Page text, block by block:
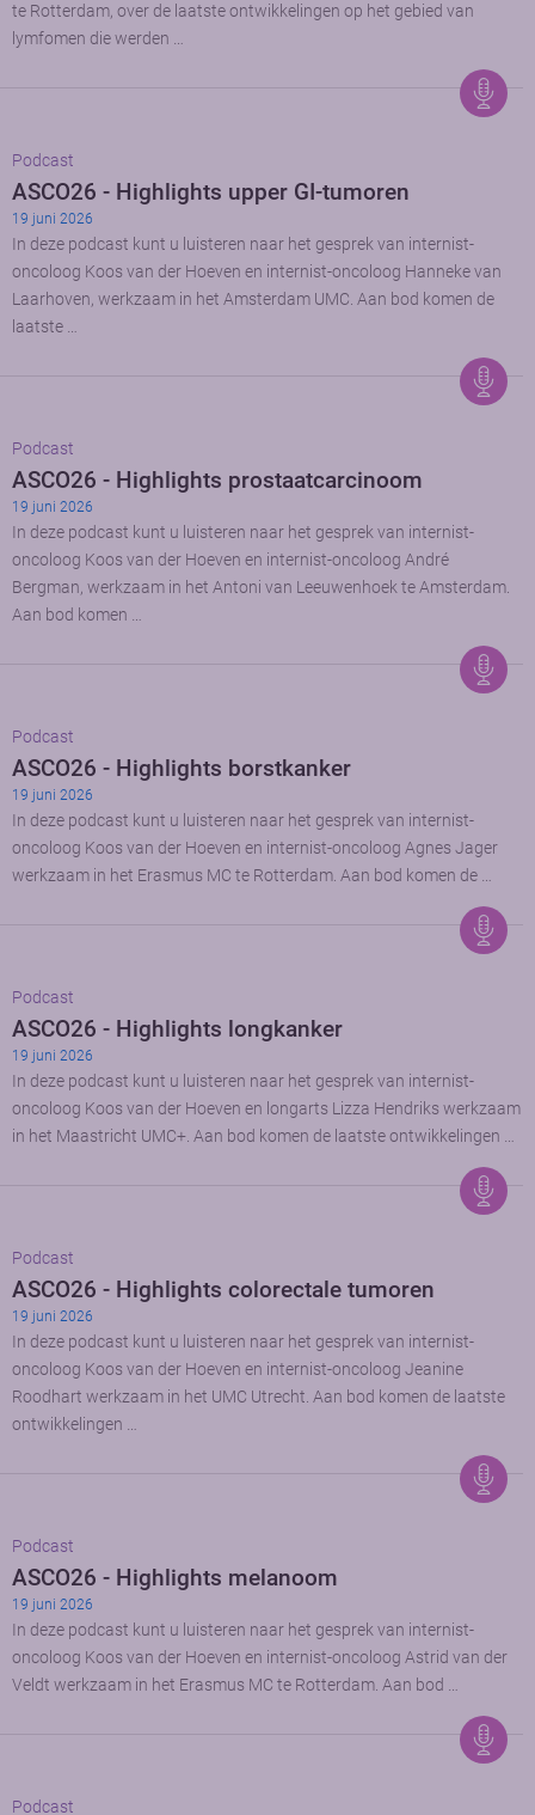
te Rotterdam, over de laatste ontwikkelingen op het gebied van
lymfomen die werden …
Podcast
ASCO26 - Highlights upper GI-tumoren
19 juni 2026
In deze podcast kunt u luisteren naar het gesprek van internist-
oncoloog Koos van der Hoeven en internist-oncoloog Hanneke van
Laarhoven, werkzaam in het Amsterdam UMC. Aan bod komen de
laatste …
Podcast
ASCO26 - Highlights prostaatcarcinoom
19 juni 2026
In deze podcast kunt u luisteren naar het gesprek van internist-
oncoloog Koos van der Hoeven en internist-oncoloog André
Bergman, werkzaam in het Antoni van Leeuwenhoek te Amsterdam.
Aan bod komen …
Podcast
ASCO26 - Highlights borstkanker
19 juni 2026
In deze podcast kunt u luisteren naar het gesprek van internist-
oncoloog Koos van der Hoeven en internist-oncoloog Agnes Jager
werkzaam in het Erasmus MC te Rotterdam. Aan bod komen de …
Podcast
ASCO26 - Highlights longkanker
19 juni 2026
In deze podcast kunt u luisteren naar het gesprek van internist-
oncoloog Koos van der Hoeven en longarts Lizza Hendriks werkzaam
in het Maastricht UMC+. Aan bod komen de laatste ontwikkelingen …
Podcast
ASCO26 - Highlights colorectale tumoren
19 juni 2026
In deze podcast kunt u luisteren naar het gesprek van internist-
oncoloog Koos van der Hoeven en internist-oncoloog Jeanine
Roodhart werkzaam in het UMC Utrecht. Aan bod komen de laatste
ontwikkelingen …
Podcast
ASCO26 - Highlights melanoom
19 juni 2026
In deze podcast kunt u luisteren naar het gesprek van internist-
oncoloog Koos van der Hoeven en internist-oncoloog Astrid van der
Veldt werkzaam in het Erasmus MC te Rotterdam. Aan bod …
Podcast